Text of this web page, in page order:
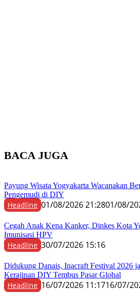
BACA JUGA
Payung Wisata Yogyakarta Wacanakan
Pengemudi di DIY
Headline 01/08/2026 21:2801/08/
Cegah Anak Kena Kanker, Dinkes Kota
Imunisasi HPV
Headline 30/07/2026 15:16
Didukung Danais, Inacraft Festival 2026
Kerajinan DIY Tembus Pasar Global
Headline 16/07/2026 11:1716/07/